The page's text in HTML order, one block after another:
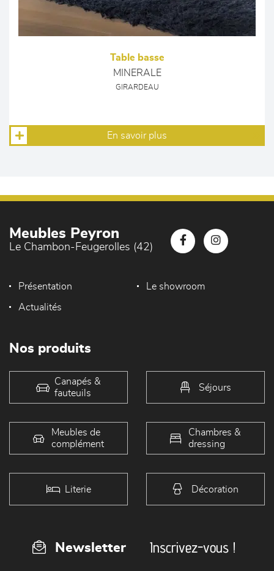
Table basse
MINERALE
GIRARDEAU
En savoir plus
Meubles Peyron
Le Chambon-Feugerolles (42)
Présentation Le showroom
Actualités
Nos produits
Canapés &
fauteuils
Séjours
Meubles de
complément
Chambres &
dressing
Literie Décoration
Newsletter Inscrivez-vous !